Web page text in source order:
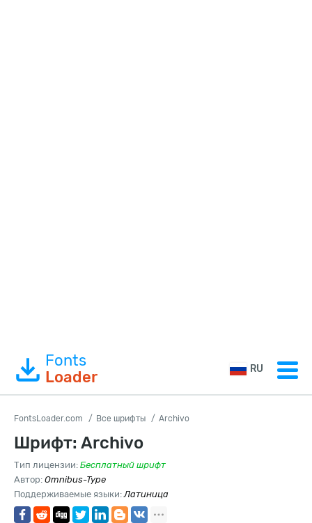
Fonts
Loader
RU
FontsLoader.com Все шрифты Archivo
Шрифт: Archivo
Тип лицензии: Бесплатный шрифт
Автор: Omnibus-Type
Поддерживаемые языки:Латиница